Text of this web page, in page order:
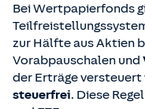
Bei Wertpapierfonds
zur Hälfte aus Aktien
Vorabpauschalen und
der Erträge versteuert
steuerfrei. Diese